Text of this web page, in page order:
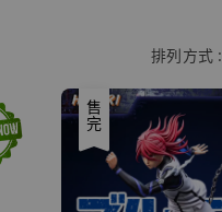
排列方式 :
售完